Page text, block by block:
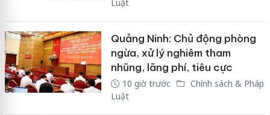
Luật
Quảng Ninh: Chủ động phòng
ngừa, xử lý nghiêm tham
nhũng, lãng phí, tiêu cực
10 giờ trước
Chính sách & Pháp
Luật